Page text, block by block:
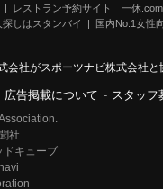
レストラン予約サイト 一休
しはスタンバイ
国内No.1女性
社がスポーツナビ株式会社と
広告掲載について - スタッフ
社
キューブ